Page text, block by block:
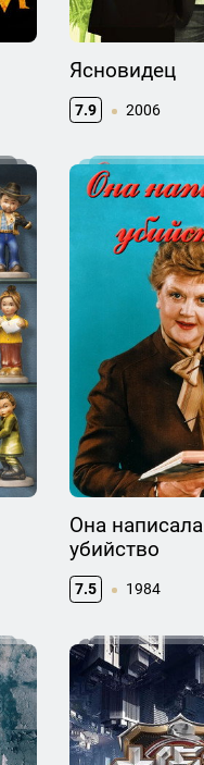
Ясновидец
7.9 2006
Она написала
убийство
7.5 1984